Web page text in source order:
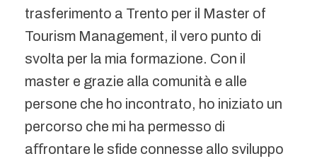
trasferimento a Trento per il Master of
Tourism Management, il vero punto di
svolta per la mia formazione. Con il
master e grazie alla comunità e alle
persone che ho incontrato, ho iniziato un
percorso che mi ha permesso di
aﬀrontare le sfide connesse allo sviluppo